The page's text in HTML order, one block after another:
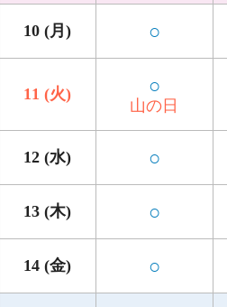
10 (月) ○
11 (火) ○
山の日
12 (水) ○
13 (木) ○
14 (金) ○